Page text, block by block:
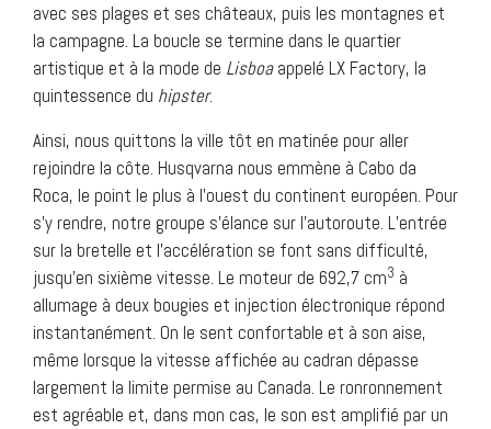
avec ses plages et ses châteaux, puis les montagnes et
la campagne. La boucle se termine dans le quartier
artistique et à la mode de Lisboaappelé LX Factory, la
quintessence du hipster.
Ainsi, nous quittons la ville tôt en matinée pour aller
rejoindre la côte. Husqvarna nous emmène à Cabo da
Roca, le point le plus à l’ouest du continent européen. Pour
s’y rendre, notre groupe s’élance sur l’autoroute. L’entrée
sur la bretelle et l’accélération se font sans difficulté,
jusqu’en sixième vitesse. Le moteur de 692,7 cm3 à
allumage à deux bougies et injection électronique répond
instantanément. On le sent confortable et à son aise,
même lorsque la vitesse affichée au cadran dépasse
largement la limite permise au Canada. Le ronronnement
est agréable et, dans mon cas, le son est amplifié par un